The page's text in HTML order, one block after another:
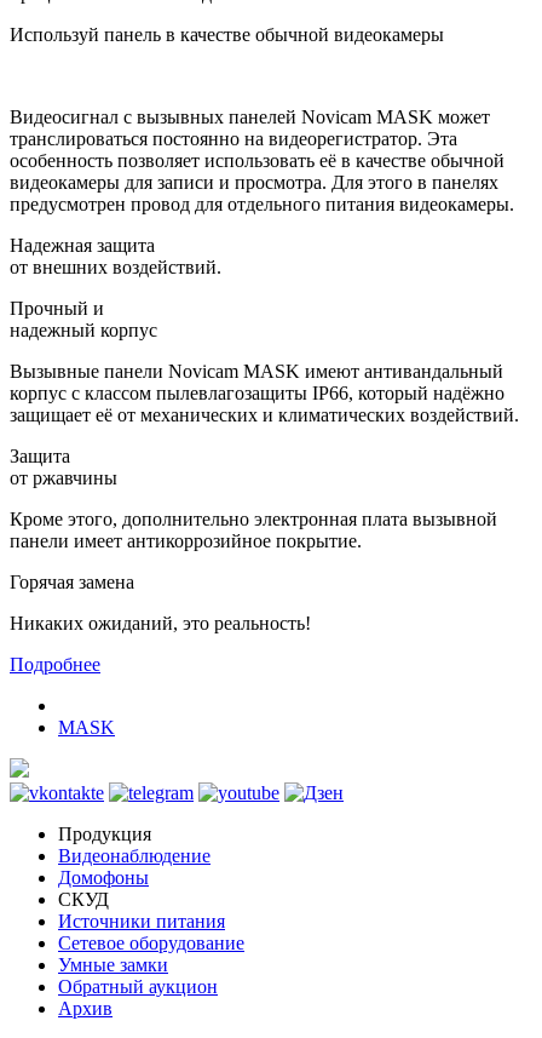
Используй панель в качестве обычной видеокамеры
Видеосигнал с вызывных панелей Novicam MASK может
транслироваться постоянно на видеорегистратор. Эта
особенность позволяет использовать её в качестве обычной
видеокамеры для записи и просмотра. Для этого в панелях
предусмотрен провод для отдельного питания видеокамеры.
Надежная защита
от внешних воздействий.
Прочный и
надежный корпус
Вызывные панели Novicam MASK имеют антивандальный
корпус с классом пылевлагозащиты IP66, который надёжно
защищает её от механических и климатических воздействий.
Защита
от ржавчины
Кроме этого, дополнительно электронная плата вызывной
панели имеет антикоррозийное покрытие.
Горячая замена
Никаких ожиданий, это реальность!
Подробнее
MASK
Продукция
Видеонаблюдение
Домофоны
СКУД
Источники питания
Сетевое оборудование
Умные замки
Обратный аукцион
Архив